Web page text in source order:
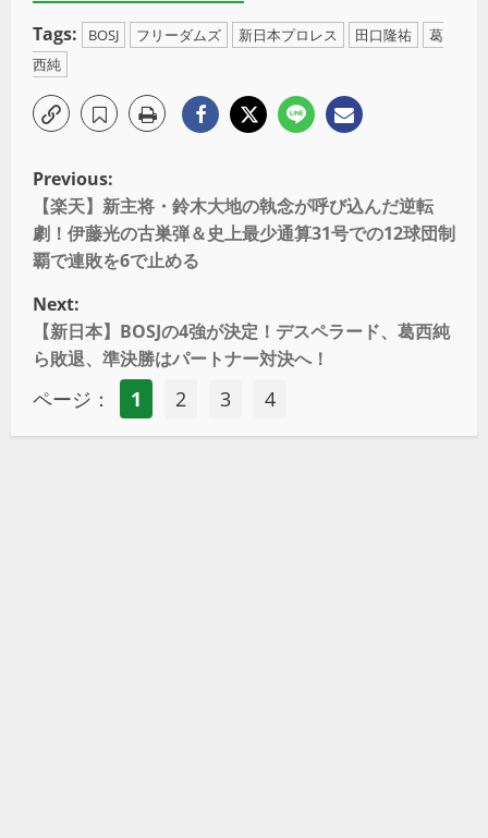
Tags: BOSJ フリーダムズ 新日本プロレス 田口隆祐
葛
西純
Previous:
【楽天】新主将・鈴木大地の執念が呼び込んだ逆転
劇！伊藤光の古巣弾＆史上最少通算31号での12球団制
覇で連敗を6で止める
Next:
【新日本】BOSJの4強が決定！デスペラード、葛西純
ら敗退、準決勝はパートナー対決へ！
ページ： 1 2 3 4